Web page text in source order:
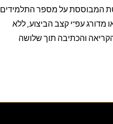
המבוססת על מספר התלמידים,
מדורג עפ"י קצב הביצוע, ללא
בכפר סבא דיווחה על שיפור של 35% ברמת הקריאה והכתיבה תוך שלושה